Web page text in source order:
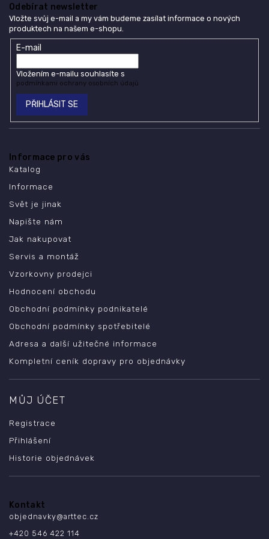
Odebírat newsletter
Vložte svůj e-mail a my vám budeme zasílat informace o nových
produktech na našem e-shopu.
E-mail
Vložením e-mailu souhlasíte s
podmínkami ochrany osobních údajů
PŘIHLÁSIT SE
Informace pro vás
Katalog
Informace
Svět je jinak
Napište nám
Jak nakupovat
Servis a montáž
Vzorkovny prodejci
Hodnocení obchodu
Obchodní podmínky podnikatelé
Obchodní podmínky spotřebitelé
Adresa a další užitečné informace
Kompletní ceník dopravy pro objednávky
MŮJ ÚČET
Registrace
Přihlášení
Historie objednávek
Kontakt
objednavky@arttec.cz
+420 546 422 114